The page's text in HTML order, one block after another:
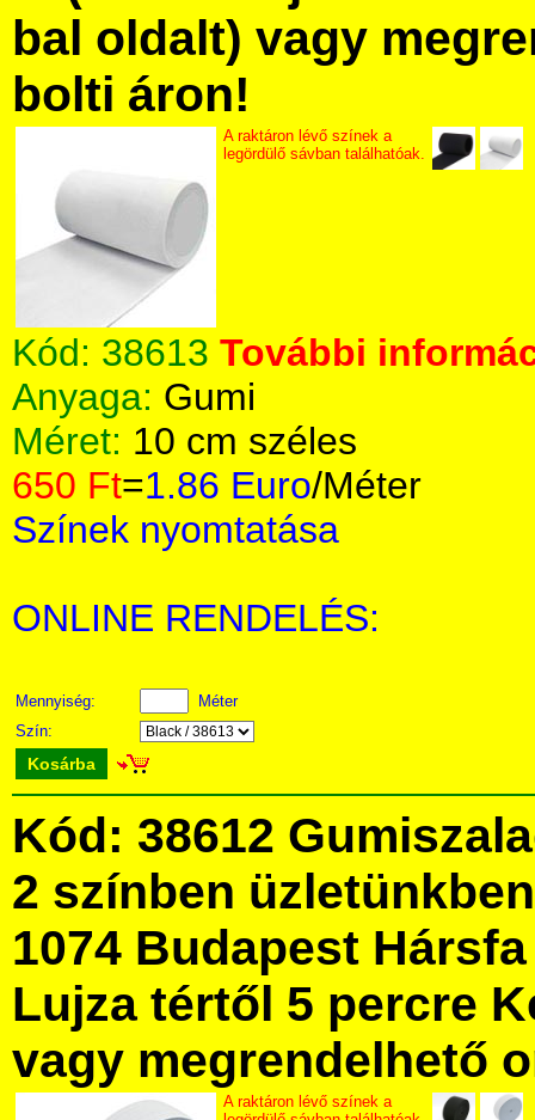
bal oldalt) vagy
bolti áron!
A raktáron lévő színek a
legördülő sávban találhatóak.
Kód: 38613 További
Anyaga: Gumi
Méret: 10 cm széles
650 Ft=1.86 Euro/Méter
Színek nyomtatása
ONLINE RENDELÉS:
Mennyiség:
Méter
Szín:
Kosárba
Kód: 38612
2 színben
1074 Budapest
Lujza tértől 5 percre
vagy megrendelhető
A raktáron lévő színek a